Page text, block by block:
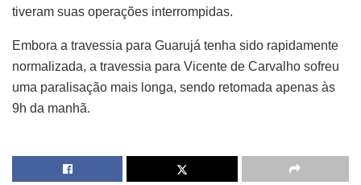
tiveram suas operações interrompidas.
Embora a travessia para Guarujá tenha sido rapidamente
normalizada, a travessia para Vicente de Carvalho sofreu
uma paralisação mais longa, sendo retomada apenas às
9h da manhã.